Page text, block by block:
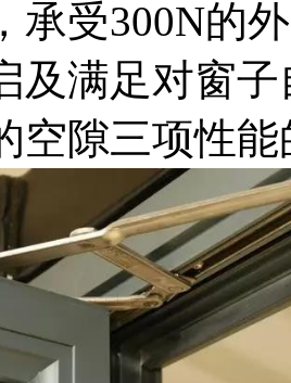
承受300N的
及满足对窗
空隙三项性